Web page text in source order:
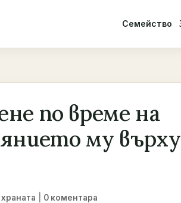
Семейство
по време на
му върху
0 коментара